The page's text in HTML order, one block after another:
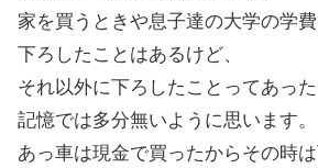
家を買うときや息子達の大学の学
下ろしたことはあるけど、
それ以外に下ろしたことってあった
記憶では多分無いように思います。
あっ車は現金で買ったからその時